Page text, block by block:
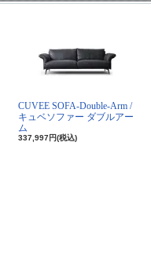
CUVEE SOFA-Double-Arm /
キュベソファー ダブルアー
ム
337,997円(税込)